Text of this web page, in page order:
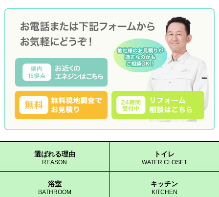
選ばれる理由
REASON
トイレ
WATER CLOSET
浴室
BATHROOM
キッチン
KITCHEN